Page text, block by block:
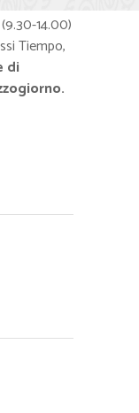
14.00)
Tiempo,
di